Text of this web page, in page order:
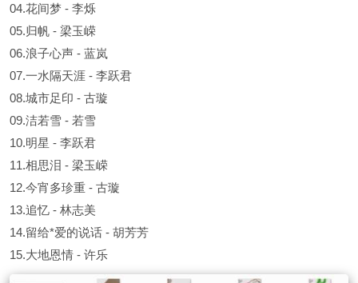
04.花间梦 - 李烁
05.归帆 - 梁玉嵘
06.浪子心声 - 蓝岚
07.一水隔天涯 - 李跃君
08.城市足印 - 古璇
09.洁若雪 - 若雪
10.明星 - 李跃君
11.相思泪 - 梁玉嵘
12.今宵多珍重 - 古璇
13.追忆 - 林志美
14.留给*爱的说话 - 胡芳芳
15.大地恩情 - 许乐